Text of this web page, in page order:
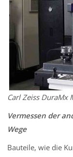
Carl Zeiss DuraMx
Vermessen der
Wege
Bauteile, wie die